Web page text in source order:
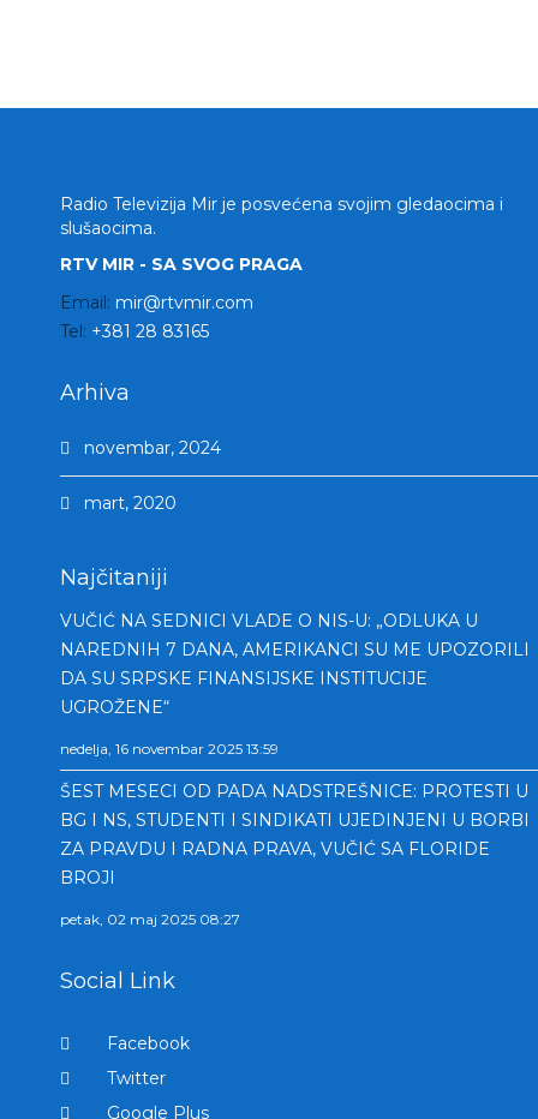
Radio Televizija Mir je posvećena svojim gledaocima i
slušaocima.
RTV MIR - SA SVOG PRAGA
Email: mir@rtvmir.com
Tel: +381 28 83165
Arhiva
novembar, 2024
mart, 2020
Najčitaniji
VUČIĆ NA SEDNICI VLADE O NIS-U: „ODLUKA U
NAREDNIH 7 DANA, AMERIKANCI SU ME UPOZORILI
DA SU SRPSKE FINANSIJSKE INSTITUCIJE
UGROŽENE“
nedelja, 16 novembar 2025 13:59
ŠEST MESECI OD PADA NADSTREŠNICE: PROTESTI U
BG I NS, STUDENTI I SINDIKATI UJEDINJENI U BORBI
ZA PRAVDU I RADNA PRAVA, VUČIĆ SA FLORIDE
BROJI
petak, 02 maj 2025 08:27
Social Link
Facebook
Twitter
Google Plus